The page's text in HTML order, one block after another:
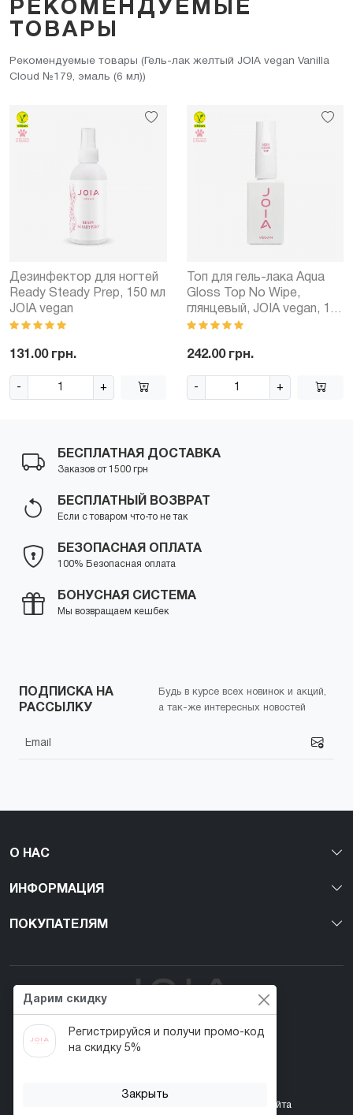
РЕКОМЕНДУЕМЫЕ
ТОВАРЫ
Рекомендуемые товары (Гель-лак желтый JOIA vegan Vanilla
Cloud №179, эмаль (6 мл))
Дезинфектор для ногтей
Ready Steady Prep, 150 мл
JOIA vegan
131.00 грн.
- +
Топ для гель-лака Aqua
Gloss Top No Wipe,
глянцевый, JOIA vegan, 15
мл
242.00 грн.
- +
БЕСПЛАТНАЯ ДОСТАВКА
Заказов от 1500 грн
БЕСПЛАТНЫЙ ВОЗВРАТ
Если с товаром что-то не так
БЕЗОПАСНАЯ ОПЛАТА
100% Безопасная оплата
БОНУСНАЯ СИСТЕМА
Мы возвращаем кешбек
ПОДПИСКА НА
РАССЫЛКУ
Будь в курсе всех новинок и акций,
а так-же интересных новостей
О НАС
ИНФОРМАЦИЯ
ПОКУПАТЕЛЯМ
Первый веган nail-бренд в Украине!
Карта сайта
Дарим скидку
Регистрируйся и получи промо-код
на скидку 5%
Закрыть